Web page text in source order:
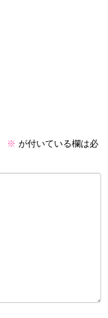
※ が付いている欄は必